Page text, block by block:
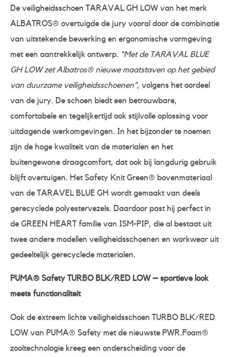
De veiligheidsschoen TARAVAL GH LOW van het merk
ALBATROS® overtuigde de jury vooral door de combinatie
van uitstekende bewerking en ergonomische vormgeving
met een aantrekkelijk ontwerp. “Met de TARAVAL BLUE
GH LOW zet Albatros® nieuwe maatstaven op het gebied
van duurzame veiligheidsschoenen”, volgens het oordeel
van de jury. De schoen biedt een betrouwbare,
comfortabele en tegelijkertijd ook stijlvolle oplossing voor
uitdagende werkomgevingen. In het bijzonder te noemen
zijn de hoge kwaliteit van de materialen en het
buitengewone draagcomfort, dat ook bij langdurig gebruik
blijft overtuigen. Het Safety Knit Green® bovenmateriaal
van de TARAVEL BLUE GH wordt gemaakt van deels
gerecyclede polyestervezels. Daardoor past hij perfect in
de GREEN HEART familie van ISM-PIP, die al bestaat uit
twee andere modellen veiligheidsschoenen en workwear uit
gedeeltelijk gerecyclede materialen.
PUMA® Safety TURBO BLK/RED LOW – sportieve look
meets functionaliteit
Ook de extreem lichte veiligheidsschoen TURBO BLK/RED
LOW van PUMA® Safety met de nieuwste PWR.Foam®
zooltechnologie kreeg een onderscheiding voor de